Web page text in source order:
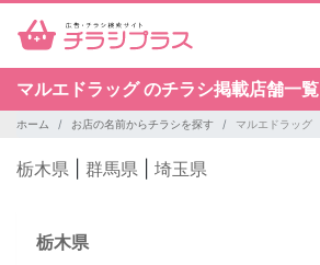
マルエドラッグ のチラシ掲載店舗一覧
ホーム お店の名前からチラシを探す マルエドラッグ
栃木県 群馬県 埼玉県
栃木県